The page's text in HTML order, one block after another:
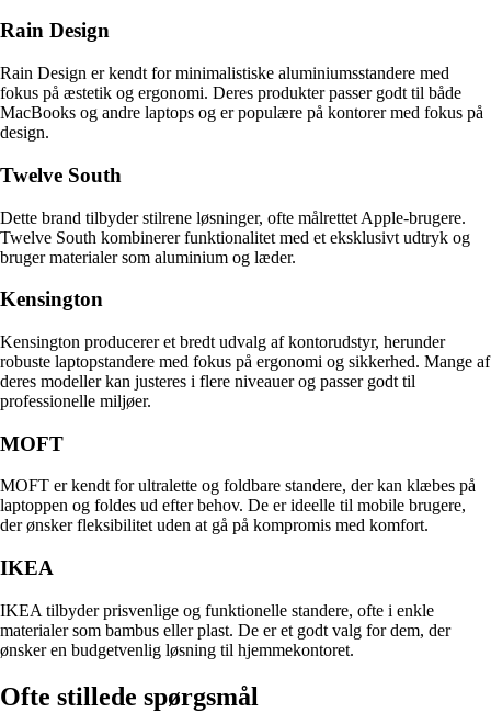
Rain Design
Rain Design er kendt for minimalistiske aluminiumsstandere med
fokus på æstetik og ergonomi. Deres produkter passer godt til både
MacBooks og andre laptops og er populære på kontorer med fokus på
design.
Twelve South
Dette brand tilbyder stilrene løsninger, ofte målrettet Apple-brugere.
Twelve South kombinerer funktionalitet med et eksklusivt udtryk og
bruger materialer som aluminium og læder.
Kensington
Kensington producerer et bredt udvalg af kontorudstyr, herunder
robuste laptopstandere med fokus på ergonomi og sikkerhed. Mange af
deres modeller kan justeres i flere niveauer og passer godt til
professionelle miljøer.
MOFT
MOFT er kendt for ultralette og foldbare standere, der kan klæbes på
laptoppen og foldes ud efter behov. De er ideelle til mobile brugere,
der ønsker fleksibilitet uden at gå på kompromis med komfort.
IKEA
IKEA tilbyder prisvenlige og funktionelle standere, ofte i enkle
materialer som bambus eller plast. De er et godt valg for dem, der
ønsker en budgetvenlig løsning til hjemmekontoret.
Ofte stillede spørgsmål